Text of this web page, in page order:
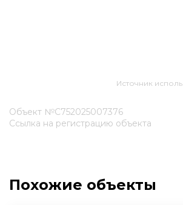
Источник
Объект №С752025007376
Ссылка на регистрацию объекта
Похожие объекты